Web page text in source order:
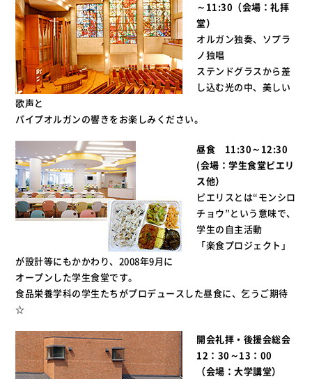
～11:30（会場：礼拝
堂）
オルガン独奏、ソプラ
ノ独唱
ステンドグラスから差
し込む光の中、美しい
歌声と
パイプオルガンの響きをお楽しみください。
昼食 11:30～12:30
(会場：学生食堂ピエリ
ス他）
ピエリスとは“モンシロ
チョウ”という意味で、
学生の自主活動
「楽食プロジェクト」
が設計等にもかかわり、2008年9月に
オープンした学生食堂です。
食品栄養学科の学生たちがプロデュースした昼食に、乞うご期待
☆
開会礼拝・後援会総会
12：30～13：00
（会場：大学講堂）